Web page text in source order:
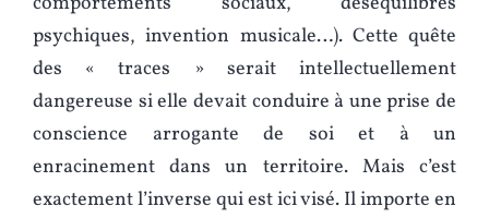
psychiques, invention musicale…). Cette quête
des « traces » serait intellectuellement
dangereuse si elle devait conduire à une prise de
conscience arrogante de soi et à un
enracinement dans un territoire. Mais c’est
exactement l’inverse qui est ici visé. Il importe en